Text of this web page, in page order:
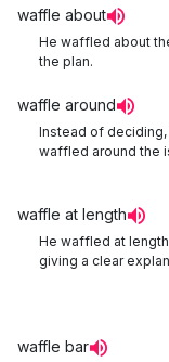
waffle about
He waffled about
the plan.
waffle around
Instead of deciding,
waffled around the
waffle at length
He waffled at
giving a clear
waffle bar